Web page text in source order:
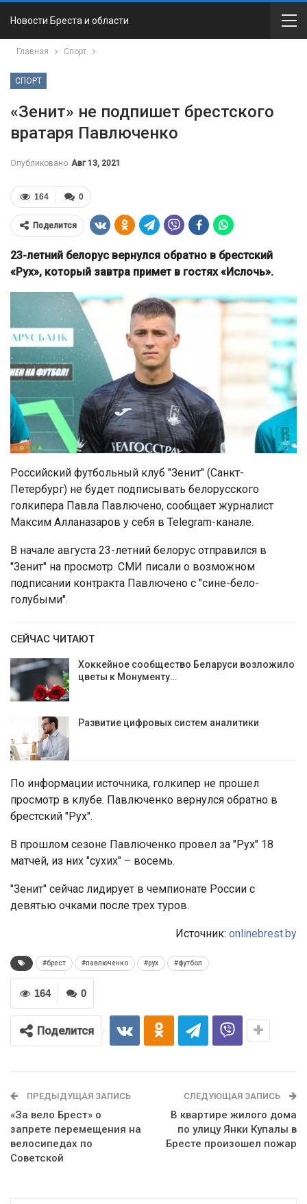
Новости Бреста и области
Главная Спорт
СПОРТ
«Зенит» не подпишет брестского
вратаря Павлюченко
Опубликовано Авг 13, 2021
0
164
Поделится
23-летний белорус вернулся обратно в брестский
«Рух», который завтра примет в гостях «Ислочь».
Российский футбольный клуб "Зенит" (Санкт-
Петербург) не будет подписывать белорусского
голкипера Павла Павлючено, сообщает журналист
Максим Алланазаров у себя в Telegram-канале.
В начале августа 23-летний белорус отправился в
"Зенит" на просмотр. СМИ писали о возможном
подписании контракта Павлючено с "сине-бело-
голубыми".
СЕЙЧАС ЧИТАЮТ
Хоккейное сообщество Беларуси возложило
цветы к Монументу…
Развитие цифровых систем аналитики
По информации источника, голкипер не прошел
просмотр в клубе. Павлюченко вернулся обратно в
брестский "Рух".
В прошлом сезоне Павлюченко провел за "Рух" 18
матчей, из них "сухих" – восемь.
"Зенит" сейчас лидирует в чемпионате России с
девятью очками после трех туров.
Источник: onlinebrest.by
#брест #павлюченко #рух #футбол
0
164
Поделится
ПРЕДЫДУЩАЯ ЗАПИСЬ
«За вело Брест» о
запрете перемещения на
велосипедах по
Советской
СЛЕДУЮЩАЯ ЗАПИСЬ
В квартире жилого дома
по улицу Янки Купалы в
Бресте произошел пожар